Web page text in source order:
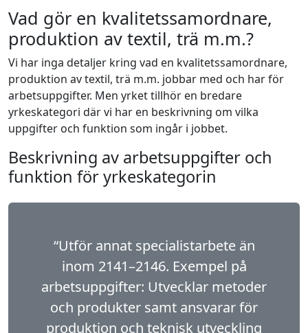
Vad gör en kvalitetssamordnare,
produktion av textil, trä m.m.?
Vi har inga detaljer kring vad en kvalitetssamordnare,
produktion av textil, trä m.m. jobbar med och har för
arbetsuppgifter. Men yrket tillhör en bredare
yrkeskategori där vi har en beskrivning om vilka
uppgifter och funktion som ingår i jobbet.
Beskrivning av arbetsuppgifter och
funktion för yrkeskategorin
“Utför annat specialistarbete än
inom 2141–2146. Exempel på
arbetsuppgifter: Utvecklar metoder
och produkter samt ansvarar för
produktion och teknisk utveckling